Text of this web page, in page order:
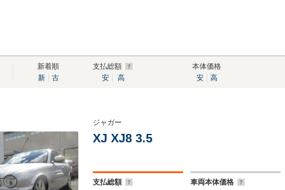
新着順
新
古
支払総額
安
高
本体価格
安
高
ジャガー
XJ XJ8 3.5
支払総額 車両本体価格